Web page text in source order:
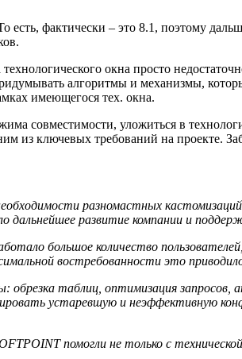
фактически – это 8.1, поэтому
технологического окна просто
алгоритмы и механизмы,
имеющегося тех. окна.
совместимости, уложиться в
из ключевых требований на проекте.
разномастных
развитие компании и
большое количество
востребованности это
таблиц, оптимизация запросов,
устаревшую и неэффективную
помогли не только с